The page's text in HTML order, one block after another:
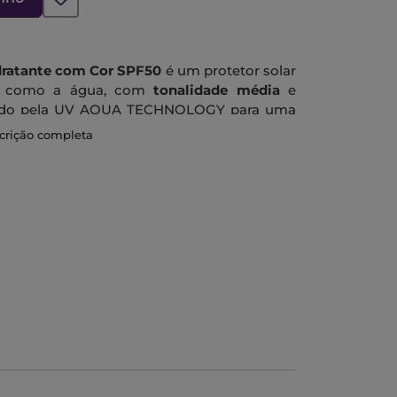
com Cor SPF50 é um protetor solar
como a água, comtonalidade média e
pela UV AQUA TECHNOLOGY para uma
a poluição e o stress oxidativo causado
dia.
de utilização extremamente
completa